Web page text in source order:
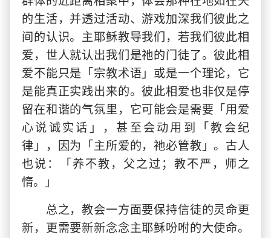
的生活，并透过活动、游戏加深我们彼此之
间的认识。主耶稣教导我们，若我们彼此相
爱，世人就认出我们是祂的门徒了。彼此相
爱不能只是「宗教术语」或是一个理论，它
是能真正实践出来的。彼此相爱也非仅是停
留在和谐的气氛里，它可能会是需要「用爱
心说诚实话」，甚至会动用到「教会纪
律」，因为「主所爱的，祂必管教」。古人
也说：「养不教，父之过；教不严，师之
惰。」
总之，教会一方面要保持信徒的灵命更
新，更需要新新念念主耶稣吩咐的大使命。